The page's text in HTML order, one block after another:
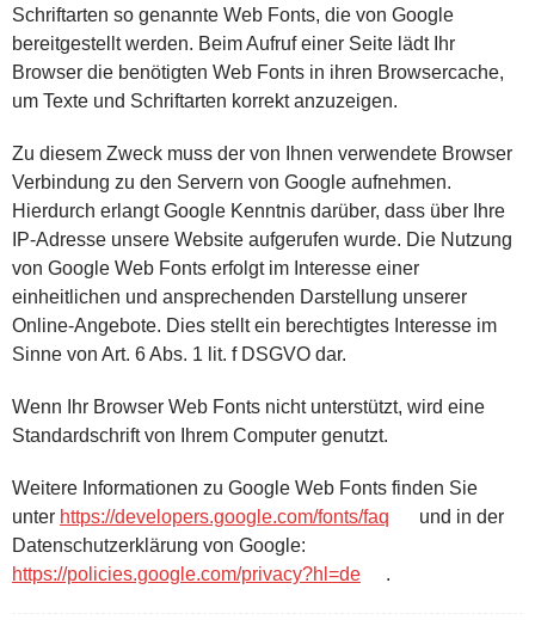
Schriftarten so genannte Web Fonts, die von Google
bereitgestellt werden. Beim Aufruf einer Seite lädt Ihr
Browser die benötigten Web Fonts in ihren Browsercache,
um Texte und Schriftarten korrekt anzuzeigen.
Zu diesem Zweck muss der von Ihnen verwendete Browser
Verbindung zu den Servern von Google aufnehmen.
Hierdurch erlangt Google Kenntnis darüber, dass über Ihre
IP-Adresse unsere Website aufgerufen wurde. Die Nutzung
von Google Web Fonts erfolgt im Interesse einer
einheitlichen und ansprechenden Darstellung unserer
Online-Angebote. Dies stellt ein berechtigtes Interesse im
Sinne von Art. 6 Abs. 1 lit. f DSGVO dar.
Wenn Ihr Browser Web Fonts nicht unterstützt, wird eine
Standardschrift von Ihrem Computer genutzt.
Weitere Informationen zu Google Web Fonts finden Sie
unter https://developers.google.com/fonts/faq
und in der
Datenschutzerklärung von Google:
https://policies.google.com/privacy?hl=de
.